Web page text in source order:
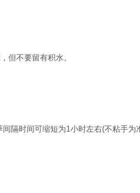
但不要留有积水。
隔时间可缩短为1小时左右(不粘手为